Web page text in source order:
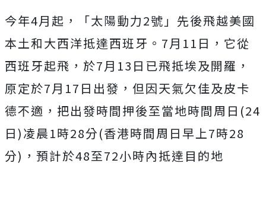
今年4月起，「太陽動力2號」先後飛越美國
本土和大西洋抵達西班牙。7月11日，它從
西班牙起飛，於7月13日已飛抵埃及開羅，
原定於7月17日出發，但因天氣欠佳及皮卡
德不適，把出發時間押後至當地時間周日(24
日)凌晨1時28分(香港時間周日早上7時28
分)，預計於48至72小時內抵達目的地